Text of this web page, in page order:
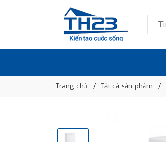
Trang chủ Tất cả sản phẩm